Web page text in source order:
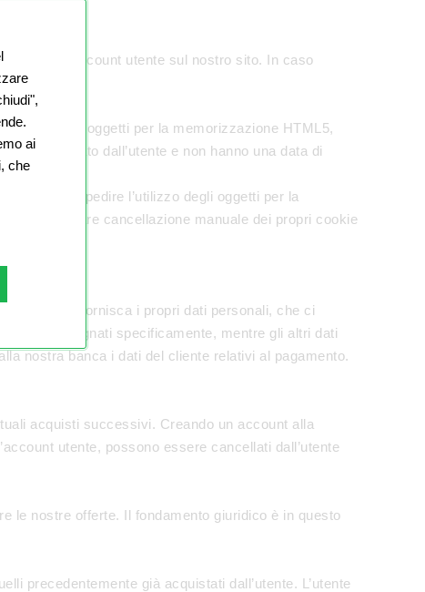
ai
che
di un account utente sul nostro sito. In caso
altresì oggetti per la memorizzazione HTML5,
utilizzato dall’utente e non hanno una data di
può impedire l’utilizzo degli oggetti per la
alla regolare cancellazione manuale dei propri cookie
che fornisca i propri dati personali, che ci
contrassegnati specificamente, mentre gli altri dati
nostra banca i dati del cliente relativi al pagamento.
acquisti successivi. Creando un account alla
utente, possono essere cancellati dall’utente
le nostre offerte. Il fondamento giuridico è in questo
precedentemente già acquistati dall’utente. L’utente